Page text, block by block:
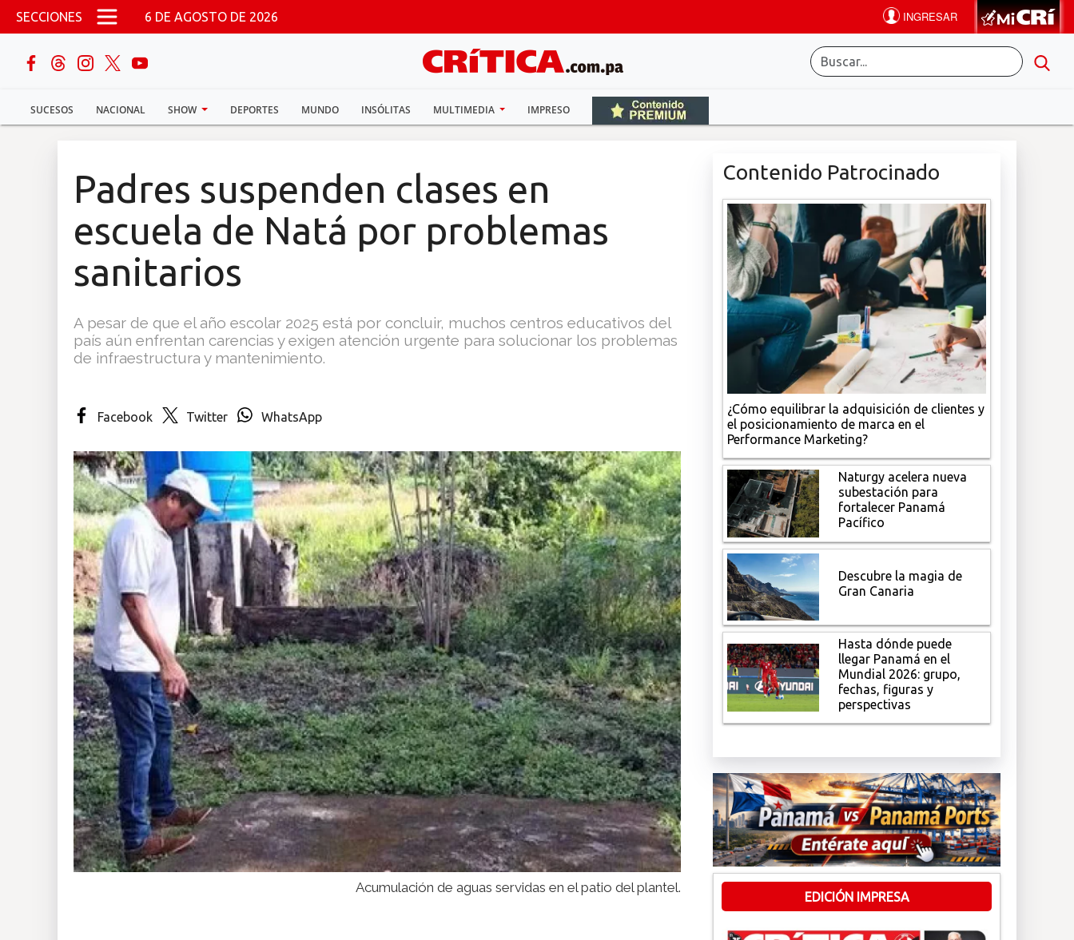
Pasar al contenido principal
SECCIONES 6 DE AGOSTO DE 2026
SUCESOS NACIONAL SHOW DEPORTES MUNDO INSÓLITAS MULTIMEDIA IMPRESO
buscar
Sucesos
Padres suspenden clases en
escuela de Natá por problemas
sanitarios
A pesar de que el año escolar 2025 está por concluir, muchos centros educativos del
país aún enfrentan carencias y exigen atención urgente para solucionar los problemas
de infraestructura y mantenimiento.
Facebook Twitter WhatsApp
Acumulación de aguas servidas en el patio del plantel.
Contenido Patrocinado
¿Cómo equilibrar la adquisición de clientes y
el posicionamiento de marca en el
Performance Marketing?
Naturgy acelera nueva
subestación para
fortalecer Panamá
Pacífico
Descubre la magia de
Gran Canaria
Hasta dónde puede
llegar Panamá en el
Mundial 2026: grupo,
fechas, figuras y
perspectivas
EDICIÓN IMPRESA